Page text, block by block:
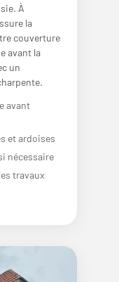
À
la
couverture
avant la
un
avant
et ardoises
nécessaire
travaux